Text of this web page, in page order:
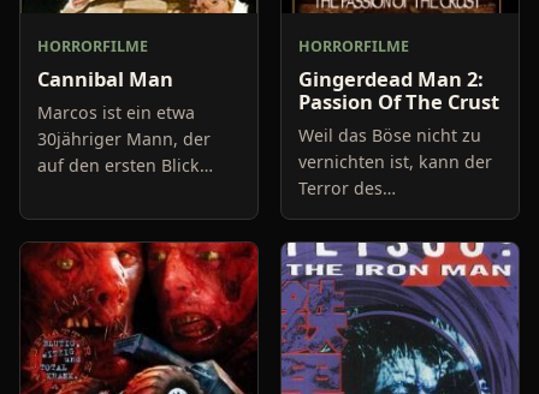
HORRORFILME
Cannibal Man
Marcos ist ein etwa
30jähriger Mann, der
auf den ersten Blick
Lebensunterhalt
verdient er in einer
Fleischfabrik, die für
ihre gute Supp
HORRORFILME
Gingerdead Man 2:
Passion Of The Crust
Weil das Böse nicht zu
vernichten ist, kann der
Terror des
Lebkuchenmanns
fortgesetzt werden.
Diesmal in einem
Filmstudio: Denn dort
wird unser zuckersüßes